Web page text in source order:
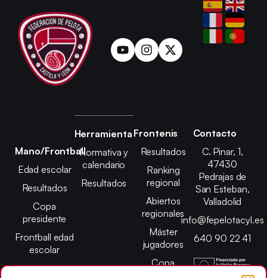
Mano/Frontball
Edad escolar
Resultados
Copa
presidente
Frontball edad
escolar
Herramienta
Normativa y
calendario
Resultados
Frontenis
Resultados
Ranking
regional
Abiertos
regionales
Máster
jugadores
Copa
presidente
Contacto
C. Pinar, 1,
47430
Pedrajas de
San Esteban,
Valladolid
info@fepelotacyl.es
640 90 22 41